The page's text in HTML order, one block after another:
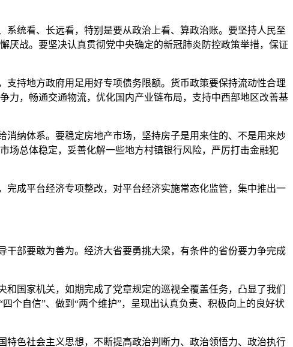
统看、长远看，特别是要从政治上看、算政治账。要坚持人民至
厌战。要坚决认真贯彻党中央确定的新冠肺炎防控政策举措，保证
持地方政府用足用好专项债务限额。货币政策要保持流动性合理
力，畅通交通物流，优化国内产业链布局，支持中西部地区改善基
纳体系。要稳定房地产市场，坚持房子是用来住的、不是用来炒
场总体稳定，妥善化解一些地方村镇银行风险，严厉打击金融犯
成平台经济专项整改，对平台经济实施常态化监管，集中推出一
部要敢为善为。经济大省要勇挑大梁，有条件的省份要力争完成
国家机关，如期完成了党章规定的巡视全覆盖任务，凸显了我们
个自信”、做到“两个维护”，呈现出认真负责、积极向上的良好状
色社会主义思想，不断提高政治判断力、政治领悟力、政治执行